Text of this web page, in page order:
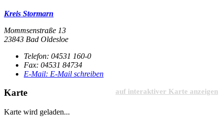
Kreis Stormarn
Mommsenstraße 13
23843 Bad Oldesloe
Telefon: 04531 160-0
Fax: 04531 84734
E-Mail: E-Mail schreiben
Karte auf interaktiver Karte anzeigen
Karte wird geladen...